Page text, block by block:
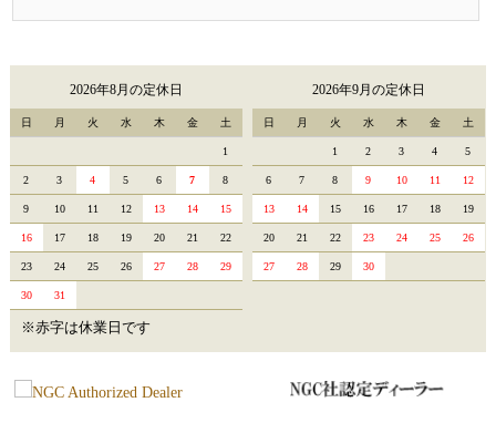
2026年8月の定休日
日 月 火 水 木 金 土
1
2 3 4 5 6 7 8
9 10 11 12 13 14 15
16 17 18 19 20 21 22
23 24 25 26 27 28 29
30 31
2026年9月の定休日
日 月 火 水 木 金 土
1 2 3 4 5
6 7 8 9 10 11 12
13 14 15 16 17 18 19
20 21 22 23 24 25 26
27 28 29 30
※赤字は休業日です